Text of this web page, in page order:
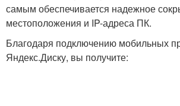
самым обеспечивается надежное
местоположения и IP-адреса ПК.
Благодаря подключению мобильных
Яндекс.Диску, вы получите: